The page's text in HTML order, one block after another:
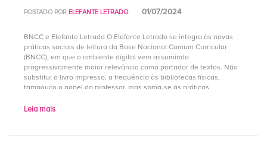
POSTADO POR ELEFANTE LETRADO 01/07/2024
BNCC e Elefante Letrado O Elefante Letrado se integra às novas
práticas sociais de leitura da Base Nacional Comum Curricular
(BNCC), em que o ambiente digital vem assumindo
progressivamente maior relevância como portador de textos. Não
substitui o livro impresso, a frequência às bibliotecas físicas,
tampouco o papel do professor, mas soma-se às práticas
Leia mais